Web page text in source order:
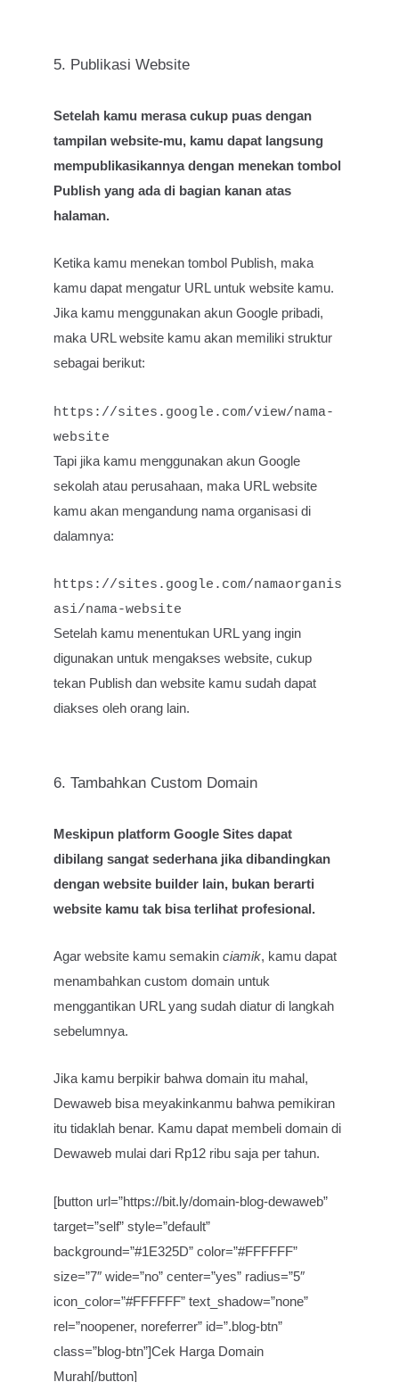
5. Publikasi Website
Setelah kamu merasa cukup puas dengan
tampilan website-mu, kamu dapat langsung
mempublikasikannya dengan menekan tombol
Publish yang ada di bagian kanan atas
halaman.
Ketika kamu menekan tombol Publish, maka
kamu dapat mengatur URL untuk website kamu.
Jika kamu menggunakan akun Google pribadi,
maka URL website kamu akan memiliki struktur
sebagai berikut:
https://sites.google.com/view/nama-
website
Tapi jika kamu menggunakan akun Google
sekolah atau perusahaan, maka URL website
kamu akan mengandung nama organisasi di
dalamnya:
https://sites.google.com/namaorganis
asi/nama-website
Setelah kamu menentukan URL yang ingin
digunakan untuk mengakses website, cukup
tekan Publish dan website kamu sudah dapat
diakses oleh orang lain.
6. Tambahkan Custom Domain
Meskipun platform Google Sites dapat
dibilang sangat sederhana jika dibandingkan
dengan website builder lain, bukan berarti
website kamu tak bisa terlihat profesional.
Agar website kamu semakinciamik, kamu dapat
menambahkan custom domain untuk
menggantikan URL yang sudah diatur di langkah
sebelumnya.
Jika kamu berpikir bahwa domain itu mahal,
Dewaweb bisa meyakinkanmu bahwa pemikiran
itu tidaklah benar. Kamu dapat membeli domain di
Dewaweb mulai dari Rp12 ribu saja per tahun.
[button url=”https://bit.ly/domain-blog-dewaweb”
target=”self” style=”default”
background=”#1E325D” color=”#FFFFFF”
size=”7″ wide=”no” center=”yes” radius=”5″
icon_color=”#FFFFFF” text_shadow=”none”
rel=”noopener, noreferrer” id=”.blog-btn”
class=”blog-btn”]Cek Harga Domain
Murah[/button]